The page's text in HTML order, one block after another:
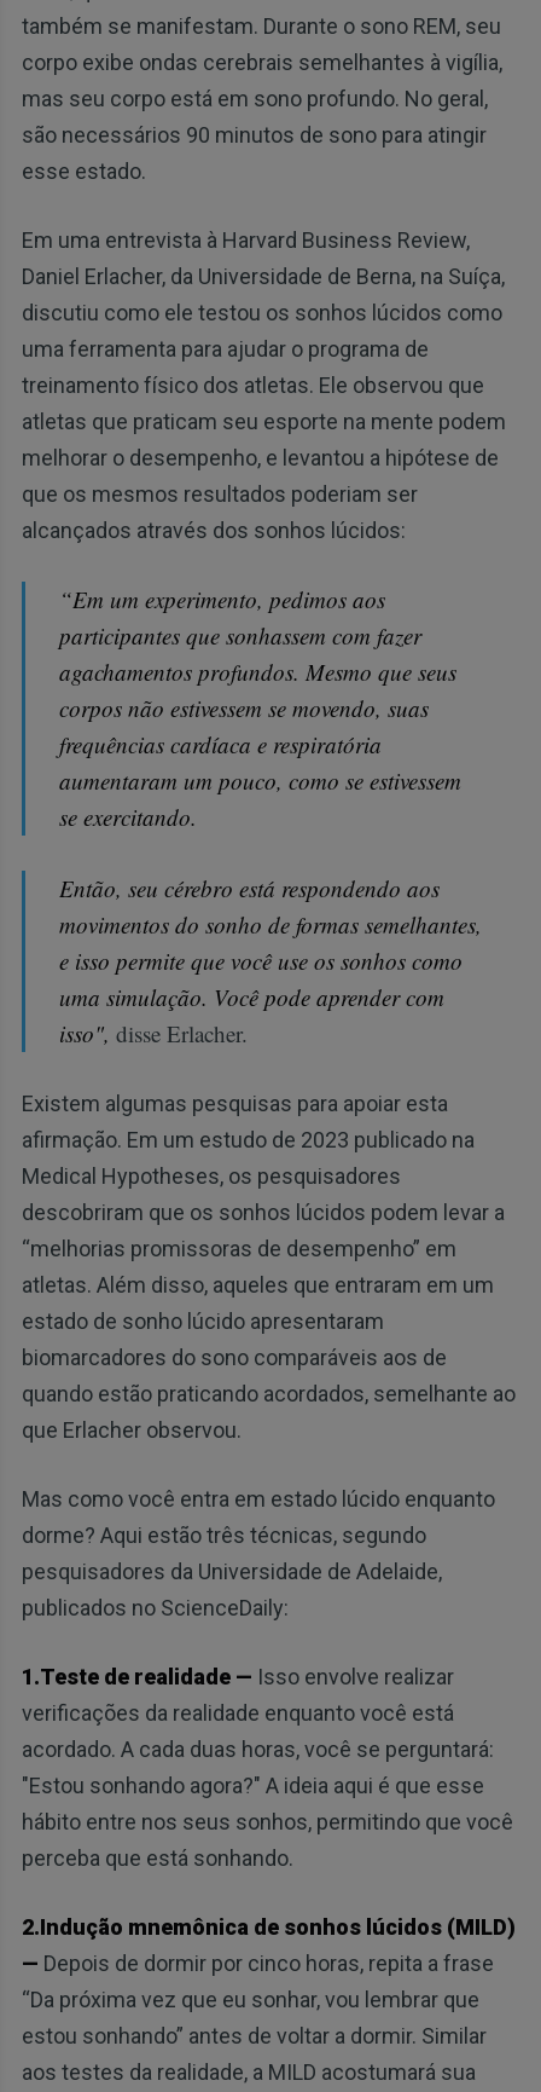
também se manifestam. Durante o sono REM, seu
corpo exibe ondas cerebrais semelhantes à vigília,
mas seu corpo está em sono profundo. No geral,
são necessários 90 minutos de sono para atingir
esse estado.
Em uma entrevista à Harvard Business Review,
Daniel Erlacher, da Universidade de Berna, na Suíça,
discutiu como ele testou os sonhos lúcidos como
uma ferramenta para ajudar o programa de
treinamento físico dos atletas. Ele observou que
atletas que praticam seu esporte na mente podem
melhorar o desempenho, e levantou a hipótese de
que os mesmos resultados poderiam ser
alcançados através dos sonhos lúcidos:
“Em um experimento, pedimos aos
participantes que sonhassem com fazer
agachamentos profundos. Mesmo que seus
corpos não estivessem se movendo, suas
frequências cardíaca e respiratória
aumentaram um pouco, como se estivessem
se exercitando.
Então, seu cérebro está respondendo aos
movimentos do sonho de formas semelhantes,
e isso permite que você use os sonhos como
uma simulação. Você pode aprender com
isso", disse Erlacher.
Existem algumas pesquisas para apoiar esta
afirmação. Em um estudo de 2023 publicado na
Medical Hypotheses, os pesquisadores
descobriram que os sonhos lúcidos podem levar a
“melhorias promissoras de desempenho” em
atletas. Além disso, aqueles que entraram em um
estado de sonho lúcido apresentaram
biomarcadores do sono comparáveis aos de
quando estão praticando acordados, semelhante ao
que Erlacher observou.
Mas como você entra em estado lúcido enquanto
dorme? Aqui estão três técnicas, segundo
pesquisadores da Universidade de Adelaide,
publicados no ScienceDaily:
1.Teste de realidade — Isso envolve realizar
verificações da realidade enquanto você está
acordado. A cada duas horas, você se perguntará:
"Estou sonhando agora?" A ideia aqui é que esse
hábito entre nos seus sonhos, permitindo que você
perceba que está sonhando.
2.Indução mnemônica de sonhos lúcidos (MILD)
— Depois de dormir por cinco horas, repita a frase
“Da próxima vez que eu sonhar, vou lembrar que
estou sonhando” antes de voltar a dormir. Similar
aos testes da realidade, a MILD acostumará sua